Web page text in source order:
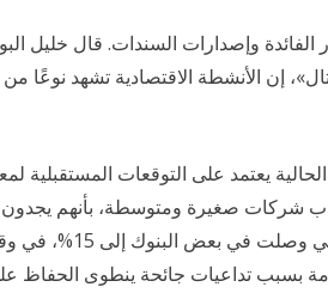
وإصدارات السندات. قال خليل
إن الأنشطة الاقتصادية تشهد نوعًا من
يعتمد على التوقعات المستقبلية
شركات صغيرة ومتوسطة، بأنهم
على التمويل بسبب رفع أسعار
بسبب تداعيات جائحة ينطوى الحفاظ